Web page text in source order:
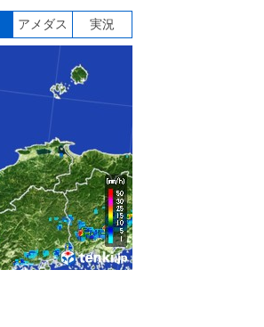
アメダス 実況